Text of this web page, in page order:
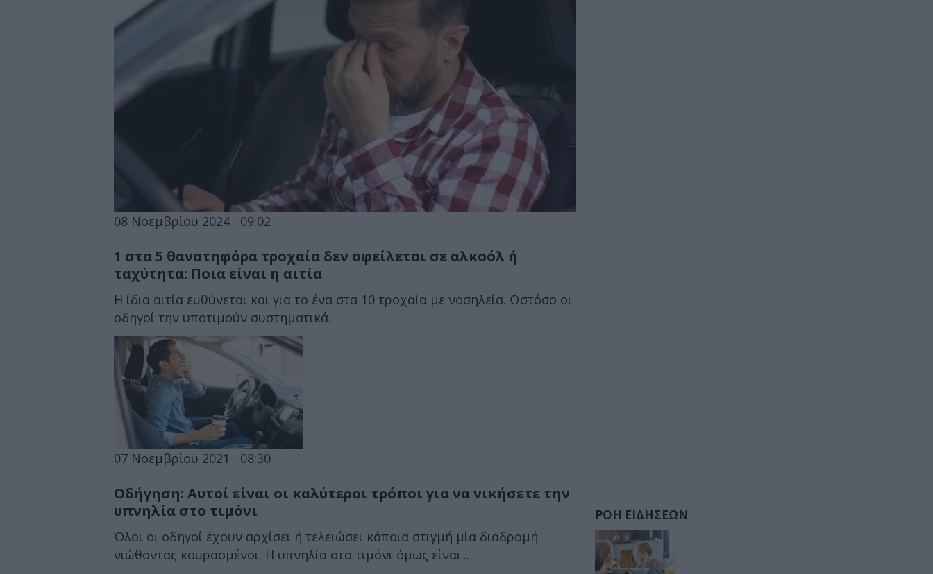
08 Νοεμβρίου 2024 09:02
1 στα 5 θανατηφόρα τροχαία δεν οφείλεται σε αλκοόλ ή
ταχύτητα: Ποια είναι η αιτία
Η ίδια αιτία ευθύνεται και για το ένα στα 10 τροχαία με νοσηλεία. Ωστόσο οι
οδηγοί την υποτιμούν συστηματικά.
07 Νοεμβρίου 2021 08:30
Οδήγηση: Αυτοί είναι οι καλύτεροι τρόποι για να νικήσετε την
υπνηλία στο τιμόνι
Όλοι οι οδηγοί έχουν αρχίσει ή τελειώσει κάποια στιγμή μία διαδρομή
νιώθοντας κουρασμένοι. Η υπνηλία στο τιμόνι όμως είναι...
ΡΟΗ ΕΙΔΗΣΕΩΝ